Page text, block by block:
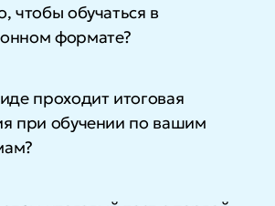
чтобы обучаться в
формате?
проходит итоговая
при обучении по вашим